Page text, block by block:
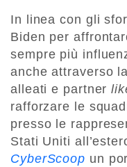
In linea con gli
Biden per
sempre più
anche attraverso
alleati e partner
rafforzare le
presso le
Stati Uniti
CyberScoop un